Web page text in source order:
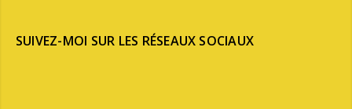
SUIVEZ-MOI SUR LES RÉSEAUX SOCIAUX